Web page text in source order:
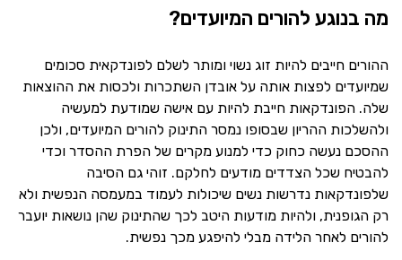
מה בנוגע להורים המיועדים?
ההורים חייבים להיות זוג נשוי ומותר לשלם לפונדקאית סכומים
שמיועדים לפצות אותה על אובדן השתכרות ולכסות את ההוצאות
שלה. הפונדקאות חייבת להיות עם אישה שמודעת למעשיה
ולהשלכות ההריון שבסופו נמסר התינוק להורים המיועדים, ולכן
ההסכם נעשה כחוק כדי למנוע מקרים של הפרת ההסדר וכדי
להבטיח שכל הצדדים מודעים לחלקם. זוהי גם הסיבה
שלפונדקאות נדרשות נשים שיכולות לעמוד במעמסה הנפשית ולא
רק הגופנית, ולהיות מודעות היטב לכך שהתינוק שהן נושאות יועבר
להורים לאחר הלידה מבלי להיפגע מכך נפשית.